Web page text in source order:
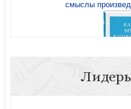
Во имя Отца и Сына и
митрополита
смыслы